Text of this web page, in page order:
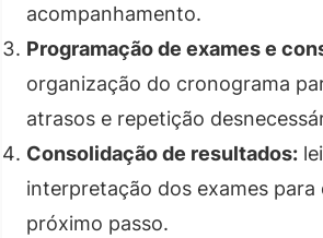
acompanhamento.
Programação de exames e
organização do cronograma
atrasos e repetição
Consolidação de resultados:
interpretação dos exames para
próximo passo.